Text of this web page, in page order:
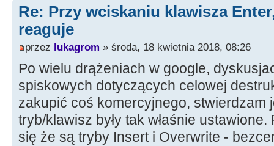
Re: Przy wciskaniu klawisza
reaguje
przez lukagrom » środa, 18 kwietnia 2018, 08:26
Po wielu drążeniach w google,
spiskowych dotyczących celowej
zakupić coś komercyjnego, stwierdzam
tryb/klawisz były tak właśnie
się że są tryby Insert i Overwrite -